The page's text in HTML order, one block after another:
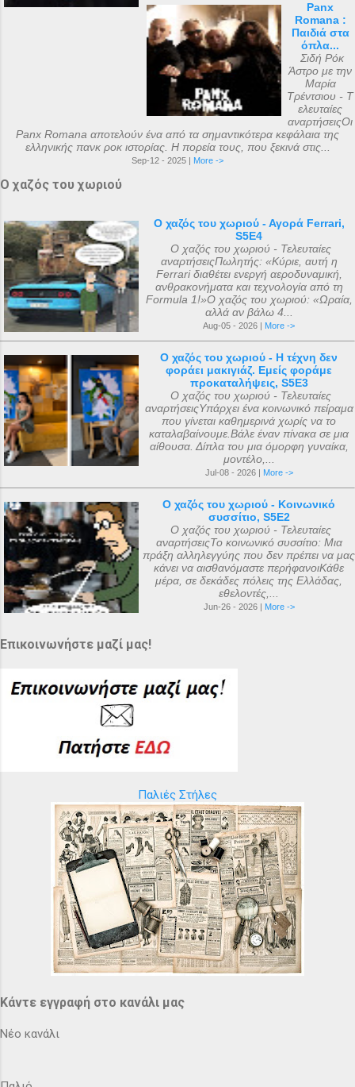
Panx
Romana :
Παιδιά στα
όπλα...
Σιδή Ρόκ
Άστρο με την
Μαρία
Τρέντσιου - Τ
ελευταίες
αναρτήσειςΟι
Panx Romana αποτελούν ένα από τα σημαντικότερα κεφάλαια της
ελληνικής πανκ ροκ ιστορίας. Η πορεία τους, που ξεκινά στις...
Sep-12 - 2025 | More ->
Ο χαζός του χωριού
Ο χαζός του χωριού - Αγορά Ferrari,
S5E4
Ο χαζός του χωριού - Τελευταίες
αναρτήσειςΠωλητής: «Κύριε, αυτή η
Ferrari διαθέτει ενεργή αεροδυναμική,
ανθρακονήματα και τεχνολογία από τη
Formula 1!»Ο χαζός του χωριού: «Ωραία,
αλλά αν βάλω 4...
Aug-05 - 2026 | More ->
Ο χαζός του χωριού - Η τέχνη δεν
φοράει μακιγιάζ. Εμείς φοράμε
προκαταλήψεις, S5E3
Ο χαζός του χωριού - Τελευταίες
αναρτήσειςΥπάρχει ένα κοινωνικό πείραμα
που γίνεται καθημερινά χωρίς να το
καταλαβαίνουμε.Βάλε έναν πίνακα σε μια
αίθουσα. Δίπλα του μια όμορφη γυναίκα,
μοντέλο,...
Jul-08 - 2026 | More ->
Ο χαζός του χωριού - Κοινωνικό
συσσίτιο, S5E2
Ο χαζός του χωριού - Τελευταίες
αναρτήσειςΤο κοινωνικό συσσίτιο: Μια
πράξη αλληλεγγύης που δεν πρέπει να μας
κάνει να αισθανόμαστε περήφανοιΚάθε
μέρα, σε δεκάδες πόλεις της Ελλάδας,
εθελοντές,...
Jun-26 - 2026 | More ->
Επικοινωνήστε μαζί μας!
Παλιές Στήλες
Κάντε εγγραφή στο κανάλι μας
Νέο κανάλι